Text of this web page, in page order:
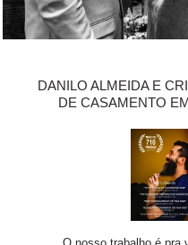
DANILO ALMEIDA E
DE CASAMENTO